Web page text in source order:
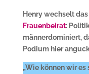
Henry wechselt
Frauenbeirat:
männerdominiert,
Podium hier
„Wie können wir